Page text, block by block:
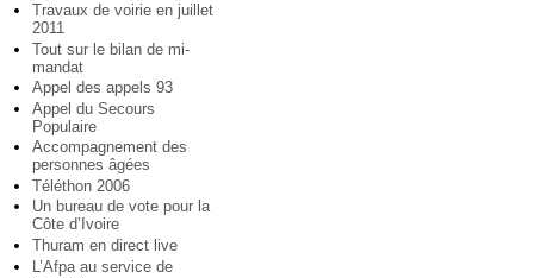
Travaux de voirie en juillet
2011
Tout sur le bilan de mi-
mandat
Appel des appels 93
Appel du Secours
Populaire
Accompagnement des
personnes âgées
Téléthon 2006
Un bureau de vote pour la
Côte d’Ivoire
Thuram en direct live
L’Afpa au service de